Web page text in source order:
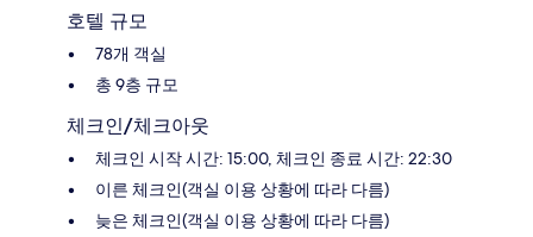
호텔 규모
78개 객실
총 9층 규모
체크인/체크아웃
체크인 시작 시간: 15:00, 체크인 종료 시간: 22:30
이른 체크인(객실 이용 상황에 따라 다름)
늦은 체크인(객실 이용 상황에 따라 다름)